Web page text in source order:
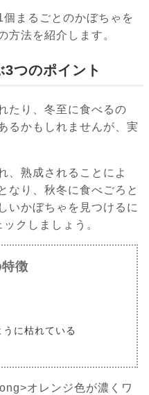
まるごとのかぼちゃを
方法を紹介します。
つのポイント
たり、冬至に食べるの
るかもしれませんが、実
、熟成されることによ
なり、秋冬に食べごろと
いかぼちゃを見つけるに
クしましょう。
徴
に枯れている
オレンジ色が濃くワ